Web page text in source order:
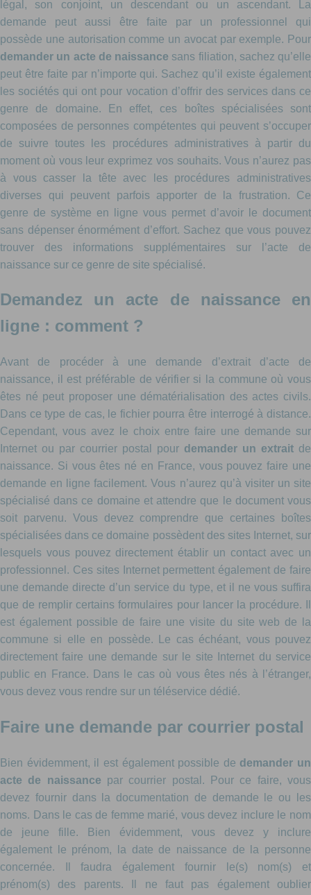
légal, son conjoint, un descendant ou un ascendant. La
demande peut aussi être faite par un professionnel qui
possède une autorisation comme un avocat par exemple. Pour
demander un acte de naissance sans filiation, sachez qu’elle
peut être faite par n’importe qui. Sachez qu’il existe également
les sociétés qui ont pour vocation d’offrir des services dans ce
genre de domaine. En effet, ces boîtes spécialisées sont
composées de personnes compétentes qui peuvent s’occuper
de suivre toutes les procédures administratives à partir du
moment où vous leur exprimez vos souhaits. Vous n’aurez pas
à vous casser la tête avec les procédures administratives
diverses qui peuvent parfois apporter de la frustration. Ce
genre de système en ligne vous permet d’avoir le document
sans dépenser énormément d’effort. Sachez que vous pouvez
trouver des informations supplémentaires sur l’acte de
naissance sur ce genre de site spécialisé.
Demandez un acte de naissance en
ligne : comment ?
Avant de procéder à une demande d’extrait d’acte de
naissance, il est préférable de vérifier si la commune où vous
êtes né peut proposer une dématérialisation des actes civils.
Dans ce type de cas, le fichier pourra être interrogé à distance.
Cependant, vous avez le choix entre faire une demande sur
Internet ou par courrier postal pour demander un extrait de
naissance. Si vous êtes né en France, vous pouvez faire une
demande en ligne facilement. Vous n’aurez qu’à visiter un site
spécialisé dans ce domaine et attendre que le document vous
soit parvenu. Vous devez comprendre que certaines boîtes
spécialisées dans ce domaine possèdent des sites Internet, sur
lesquels vous pouvez directement établir un contact avec un
professionnel. Ces sites Internet permettent également de faire
une demande directe d’un service du type, et il ne vous suffira
que de remplir certains formulaires pour lancer la procédure. Il
est également possible de faire une visite du site web de la
commune si elle en possède. Le cas échéant, vous pouvez
directement faire une demande sur le site Internet du service
public en France. Dans le cas où vous êtes nés à l’étranger,
vous devez vous rendre sur un téléservice dédié.
Faire une demande par courrier postal
Bien évidemment, il est également possible de demander un
acte de naissance par courrier postal. Pour ce faire, vous
devez fournir dans la documentation de demande le ou les
noms. Dans le cas de femme marié, vous devez inclure le nom
de jeune fille. Bien évidemment, vous devez y inclure
également le prénom, la date de naissance de la personne
concernée. Il faudra également fournir le(s) nom(s) et
prénom(s) des parents. Il ne faut pas également oublier